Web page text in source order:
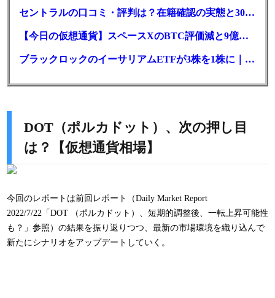
セントラルの口コミ・評判は？在籍確認の実態と30日金利0円の落とし穴
【今日の仮想通貨】スペースXのBTC評価減と9億株の解禁。208億円相当のBTCが盗難
ブラックロックのイーサリアムETFが3株を1株に｜年初来37%安
DOT（ポルカドット）、次の押し目
は？【仮想通貨相場】
今回のレポートは前回レポート（Daily Market Report
2022/7/22「DOT （ポルカドット）、短期的調整後、一転上昇可能性
も？」参照）の結果を振り返りつつ、最新の市場環境を織り込んで
新たにシナリオをアップデートしていく。